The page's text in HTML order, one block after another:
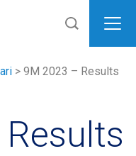
> 9M 2023 – Results